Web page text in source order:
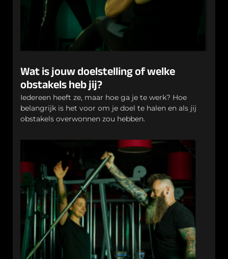
Wat is jouw doelstelling of welke
obstakels heb jij?
Iedereen heeft ze, maar hoe ga je te werk? Hoe
belangrijk is het voor om je doel te halen en als jij
obstakels overwonnen zou hebben.